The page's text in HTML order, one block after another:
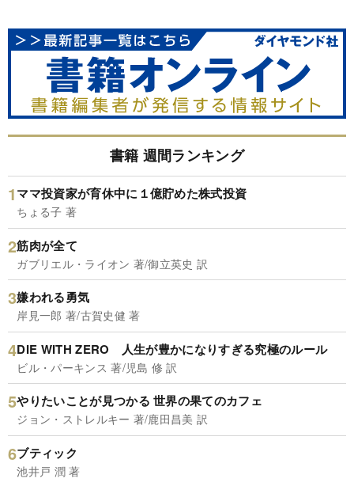
書籍 週間ランキング
ママ投資家が育休中に１億貯めた株式投資
ちょる子 著
筋肉が全て
ガブリエル・ライオン 著/御立英史 訳
嫌われる勇気
岸見一郎 著/古賀史健 著
DIE WITH ZERO 人生が豊かになりすぎる究極のルール
ビル・パーキンス 著/児島 修 訳
やりたいことが見つかる 世界の果てのカフェ
ジョン・ストレルキー 著/鹿田昌美 訳
ブティック
池井戸 潤 著